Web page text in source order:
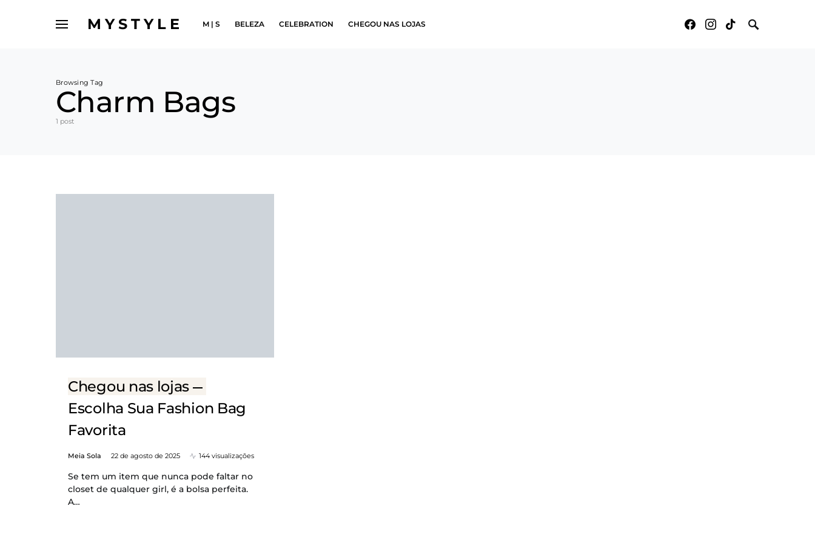
MYSTYLE M | S BELEZA CELEBRATION CHEGOU NAS LOJAS
Browsing Tag
Charm Bags
1 post
Chegou nas lojas
Escolha Sua Fashion Bag
Favorita
Meia Sola 22 de agosto de 2025 144 visualizações
Se tem um item que nunca pode faltar no
closet de qualquer girl, é a bolsa perfeita.
A…